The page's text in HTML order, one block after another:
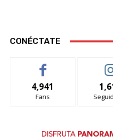
CONÉCTATE
4,941
Fans